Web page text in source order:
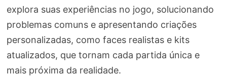
explora suas experiências no jogo, solucionando
problemas comuns e apresentando criações
personalizadas, como faces realistas e kits
atualizados, que tornam cada partida única e
mais próxima da realidade.